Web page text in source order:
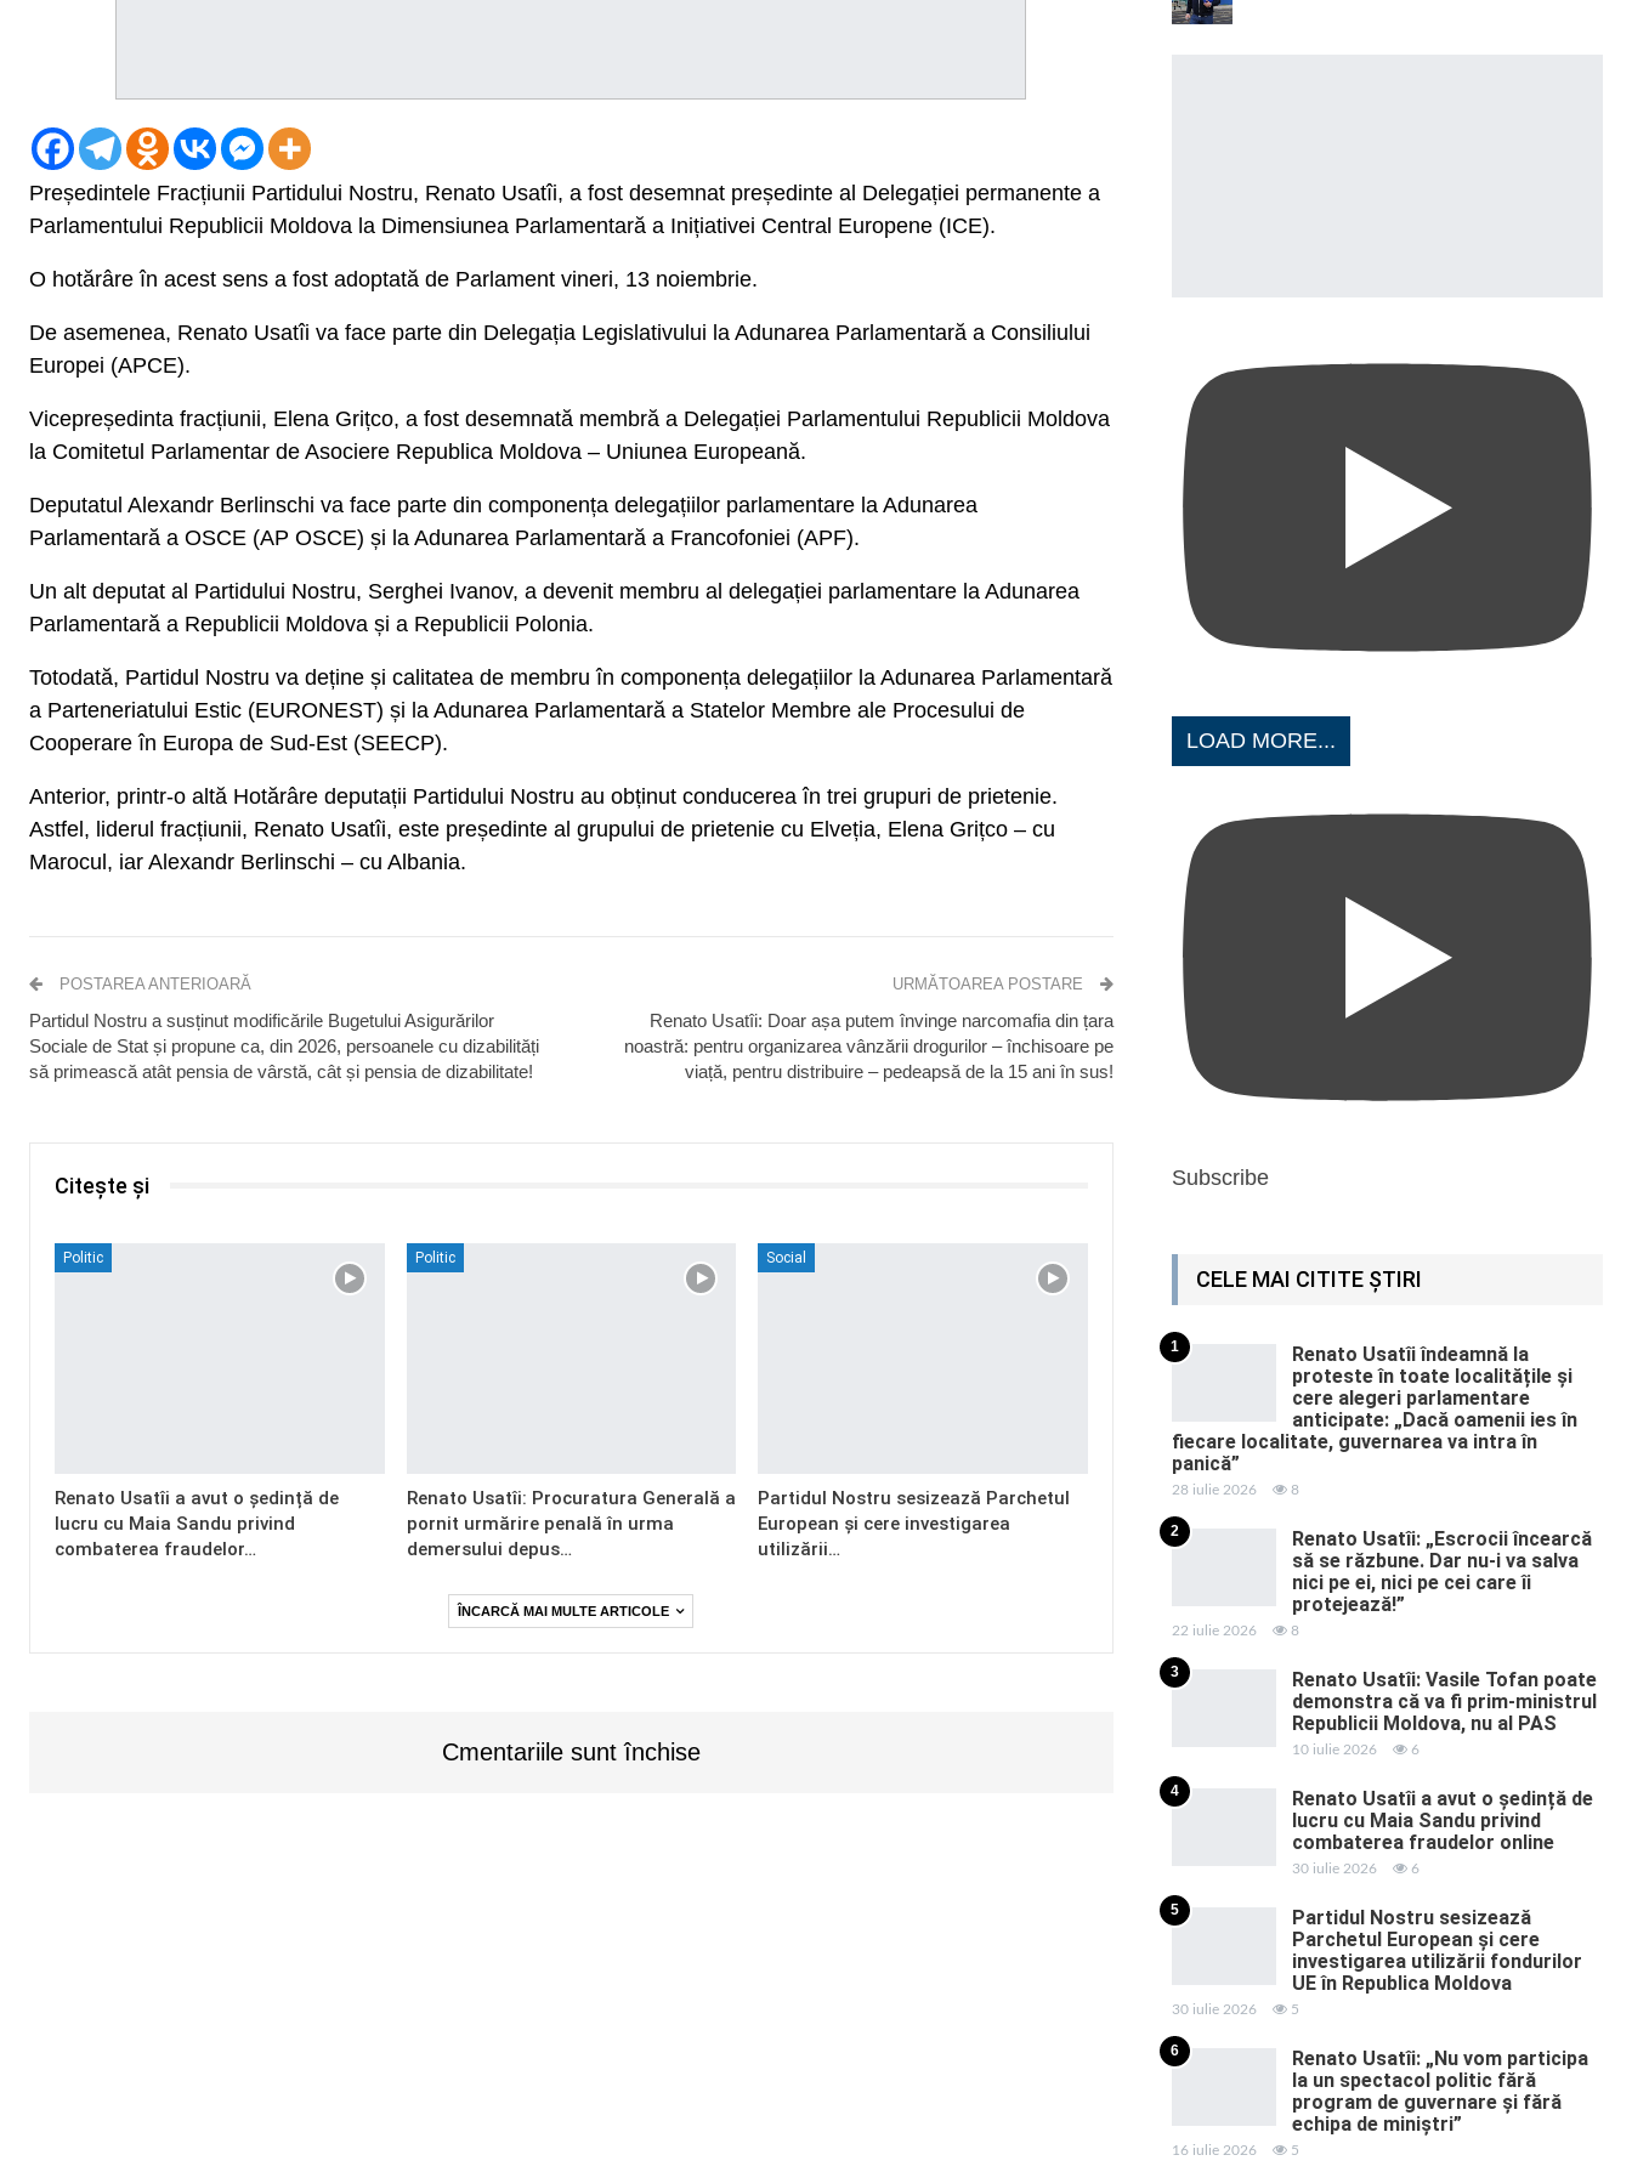
Președintele Fracțiunii Partidului Nostru, Renato Usatîi, a fost desemnat președinte al Delegației permanente a
Parlamentului Republicii Moldova la Dimensiunea Parlamentară a Inițiativei Central Europene (ICE).
O hotărâre în acest sens a fost adoptată de Parlament vineri, 13 noiembrie.
De asemenea, Renato Usatîi va face parte din Delegația Legislativului la Adunarea Parlamentară a Consiliului
Europei (APCE).
Vicepreședinta fracțiunii, Elena Grițco, a fost desemnată membră a Delegației Parlamentului Republicii Moldova
la Comitetul Parlamentar de Asociere Republica Moldova – Uniunea Europeană.
Deputatul Alexandr Berlinschi va face parte din componența delegațiilor parlamentare la Adunarea
Parlamentară a OSCE (AP OSCE) și la Adunarea Parlamentară a Francofoniei (APF).
Un alt deputat al Partidului Nostru, Serghei Ivanov, a devenit membru al delegației parlamentare la Adunarea
Parlamentară a Republicii Moldova și a Republicii Polonia.
Totodată, Partidul Nostru va deține și calitatea de membru în componența delegațiilor la Adunarea Parlamentară
a Parteneriatului Estic (EURONEST) și la Adunarea Parlamentară a Statelor Membre ale Procesului de
Cooperare în Europa de Sud-Est (SEECP).
Anterior, printr-o altă Hotărâre deputații Partidului Nostru au obținut conducerea în trei grupuri de prietenie.
Astfel, liderul fracțiunii, Renato Usatîi, este președinte al grupului de prietenie cu Elveția, Elena Grițco – cu
Marocul, iar Alexandr Berlinschi – cu Albania.
POSTAREA ANTERIOARĂ
Partidul Nostru a susținut modificările Bugetului Asigurărilor
Sociale de Stat și propune ca, din 2026, persoanele cu dizabilități
să primească atât pensia de vârstă, cât și pensia de dizabilitate!
URMĂTOAREA POSTARE
Renato Usatîi: Doar așa putem învinge narcomafia din țara
noastră: pentru organizarea vânzării drogurilor – închisoare pe
viață, pentru distribuire – pedeapsă de la 15 ani în sus!
Citește și
Politic
Renato Usatîi a avut o ședință de
lucru cu Maia Sandu privind
combaterea fraudelor…
Politic
Renato Usatîi: Procuratura Generală a
pornit urmărire penală în urma
demersului depus…
Social
Partidul Nostru sesizează Parchetul
European și cere investigarea
utilizării…
ÎNCARCĂ MAI MULTE ARTICOLE
Cmentariile sunt închise
LOAD MORE...
Subscribe
CELE MAI CITITE ȘTIRI
1
Renato Usatîi îndeamnă la
proteste în toate localitățile și
cere alegeri parlamentare
anticipate: „Dacă oamenii ies în
fiecare localitate, guvernarea va intra în
panică”
28 iulie 2026 8
2
Renato Usatîi: „Escrocii încearcă
să se răzbune. Dar nu-i va salva
nici pe ei, nici pe cei care îi
protejează!”
22 iulie 2026 8
3
Renato Usatîi: Vasile Tofan poate
demonstra că va fi prim-ministrul
Republicii Moldova, nu al PAS
10 iulie 2026 6
4
Renato Usatîi a avut o ședință de
lucru cu Maia Sandu privind
combaterea fraudelor online
30 iulie 2026 6
5
Partidul Nostru sesizează
Parchetul European și cere
investigarea utilizării fondurilor
UE în Republica Moldova
30 iulie 2026 5
6
Renato Usatîi: „Nu vom participa
la un spectacol politic fără
program de guvernare și fără
echipa de miniștri”
16 iulie 2026 5